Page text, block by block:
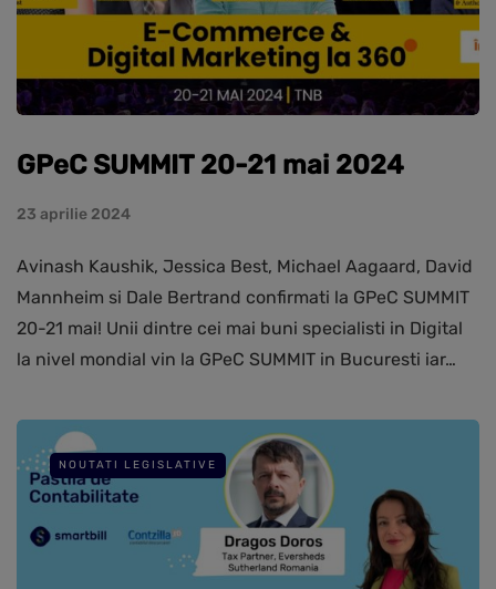
GPeC SUMMIT 20-21 mai 2024
23 aprilie 2024
Avinash Kaushik, Jessica Best, Michael Aagaard, David
Mannheim si Dale Bertrand confirmati la GPeC SUMMIT
20-21 mai! Unii dintre cei mai buni specialisti in Digital
la nivel mondial vin la GPeC SUMMIT in Bucuresti iar…
NOUTATI LEGISLATIVE